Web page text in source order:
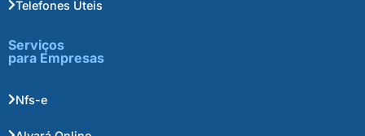
Telefones Úteis
Serviços
para Empresas
Nfs-e